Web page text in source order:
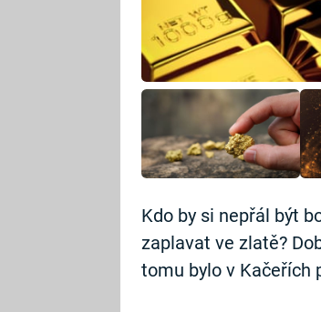
Kdo by si nepřál být
zaplavat ve zlatě?
tomu bylo v Kačeřích